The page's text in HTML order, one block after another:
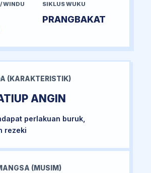
WINDU SIKLUS WUKU
PRANGBAKAT
(KARAKTERISTIK)
ANGIN
perlakuan buruk,
rezeki
(MUSIM)